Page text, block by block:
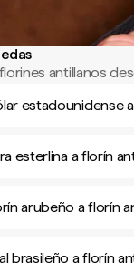
antillanos
estadounidense
esterlina a florín
arubeño a florín
brasileño a florín